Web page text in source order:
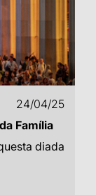
24/04/25
Família
diada